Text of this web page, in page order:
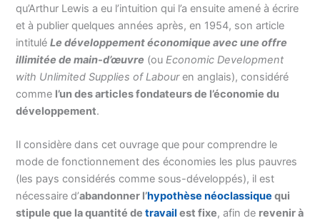
qu’Arthur Lewis a eu l’intuition qui l’a ensuite amené à écrire
et à publier quelques années après, en 1954, son article
intituléLe développement économique avec une offre
illimitée de main-d’œuvre (ouEconomic Development
with Unlimited Supplies of Labouren anglais), considéré
comme l’un des articles fondateurs de l’économie du
développement.
Il considère dans cet ouvrage que pour comprendre le
mode de fonctionnement des économies les plus pauvres
(les pays considérés comme sous-développés), il est
nécessaire d’abandonner l’hypothèse néoclassique qui
stipule que la quantité detravail est fixe, afin de revenir à